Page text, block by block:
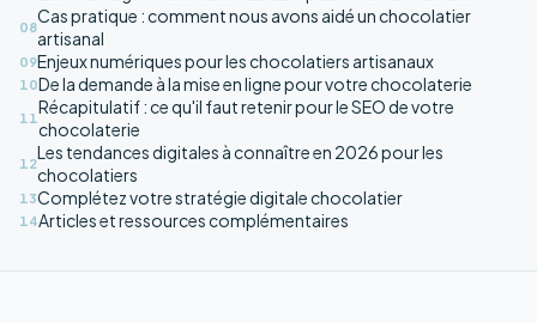
08
Cas pratique : comment nous avons aidé un chocolatier
artisanal
09Enjeux numériques pour les chocolatiers artisanaux
10De la demande à la mise en ligne pour votre chocolaterie
11
Récapitulatif : ce qu'il faut retenir pour le SEO de votre
chocolaterie
12
Les tendances digitales à connaître en 2026 pour les
chocolatiers
13Complétez votre stratégie digitale chocolatier
14Articles et ressources complémentaires